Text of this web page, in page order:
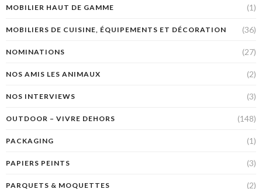
MOBILIER HAUT DE GAMME (1)
MOBILIERS DE CUISINE, ÉQUIPEMENTS ET DÉCORATION (36)
NOMINATIONS (27)
NOS AMIS LES ANIMAUX (2)
NOS INTERVIEWS (3)
OUTDOOR – VIVRE DEHORS (148)
PACKAGING (1)
PAPIERS PEINTS (3)
PARQUETS & MOQUETTES (2)